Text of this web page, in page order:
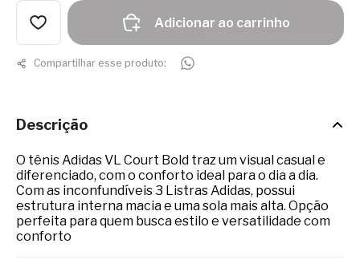
Adicionar ao carrinho
Compartilhar esse produto:
Descrição
O tênis Adidas VL Court Bold traz um visual casual e
diferenciado, com o conforto ideal para o dia a dia.
Com as inconfundíveis 3 Listras Adidas, possui
estrutura interna macia e uma sola mais alta. Opção
perfeita para quem busca estilo e versatilidade com
conforto